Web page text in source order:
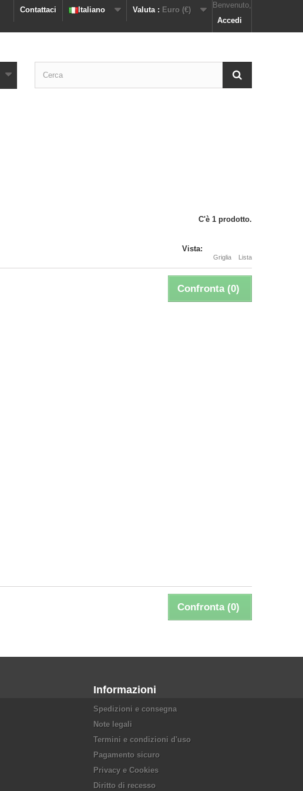
Benvenuto,
Accedi
Valuta : Euro (€)
Italiano
Contattaci
C'è 1 prodotto.
Vista:
Griglia Lista
Confronta (0)
Confronta (0)
Informazioni
Spedizioni e consegna
Note legali
Termini e condizioni d'uso
Pagamento sicuro
Privacy e Cookies
Diritto di recesso